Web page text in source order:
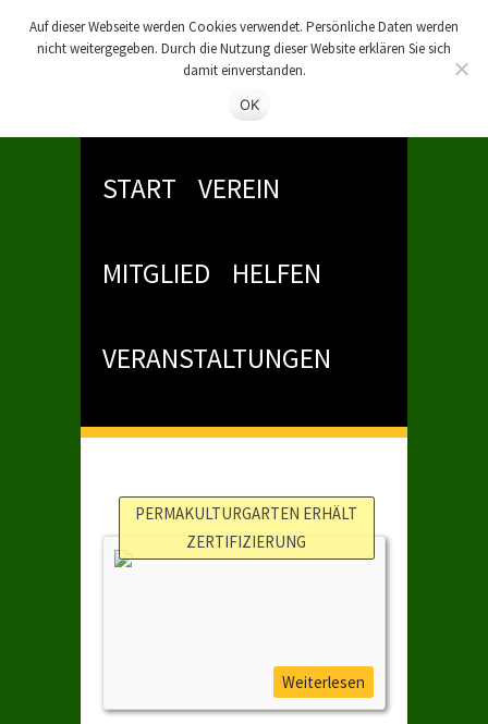
START VEREIN
MITGLIED HELFEN
VERANSTALTUNGEN
PERMAKULTURGARTEN ERHÄLT
ZERTIFIZIERUNG
Weiterlesen
Auf dieser Webseite werden Cookies verwendet. Persönliche Daten werden
nicht weitergegeben. Durch die Nutzung dieser Website erklären Sie sich
damit einverstanden.
OK